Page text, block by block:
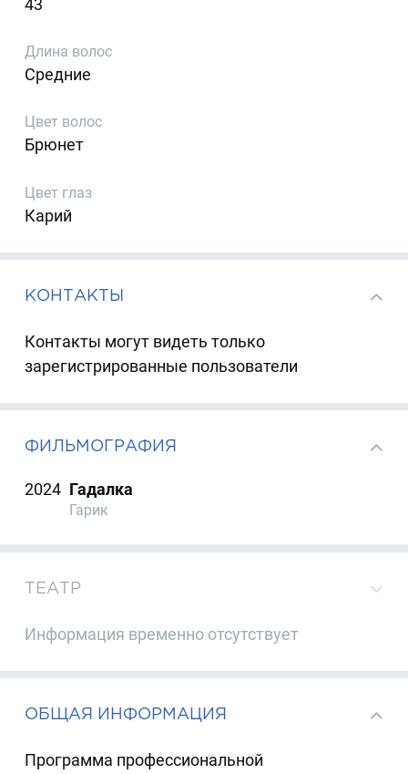
43
Длина волос
Средние
Цвет волос
Брюнет
Цвет глаз
Карий
КОНТАКТЫ
Контакты могут видеть только
зарегистрированные пользователи
ФИЛЬМОГРАФИЯ
2024 Гадалка
Гарик
ТЕАТР
Информация временно отсутствует
ОБЩАЯ ИНФОРМАЦИЯ
Программа профессиональной